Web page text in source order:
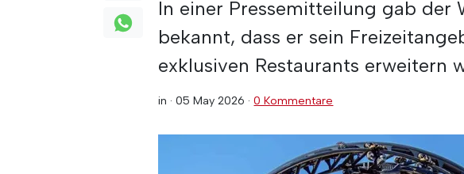
In einer Pressemitteilung gab der
bekannt, dass er sein
exklusiven Restaurants erweitern
in ·05 May 2026 ·0 Kommentare